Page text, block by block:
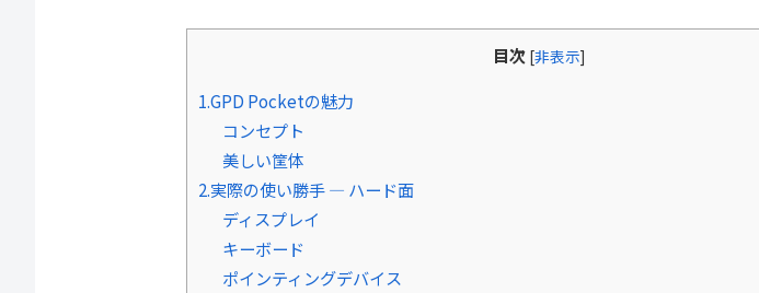
目次 [非表示]
1.GPD Pocketの魅力
コンセプト
美しい筐体
2.実際の使い勝手 ― ハード面
ディスプレイ
キーボード
ポインティングデバイス